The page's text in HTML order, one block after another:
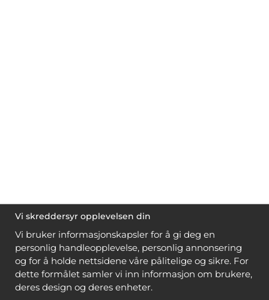
Vi skreddersyr opplevelsen din
Vi bruker informasjonskapsler for å gi deg en
personlig handleopplevelse, personlig annonsering
og for å holde nettsidene våre pålitelige og sikre. For
dette formålet samler vi inn informasjon om brukere,
deres design og deres enheter.